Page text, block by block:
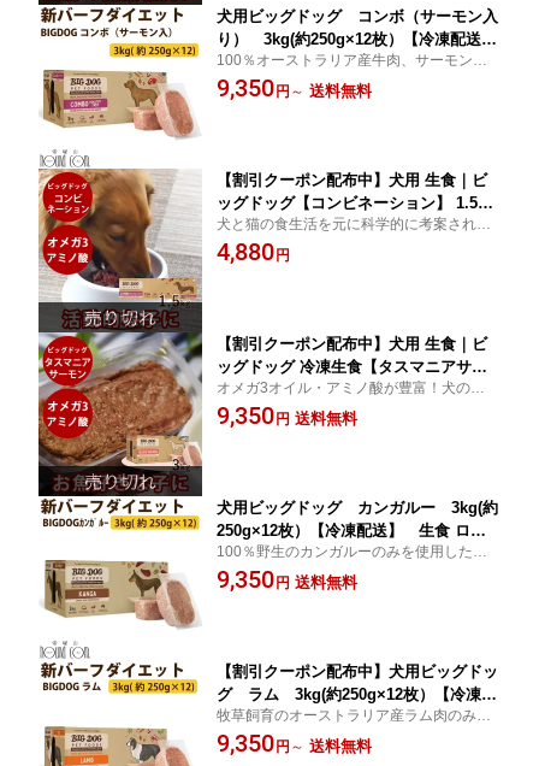
犬用ビッグドッグ コンボ（サーモン入
り） 3kg(約250g×12枚）【冷凍配送】
生食 ローフード 全年齢対応のAAFCO
給餌試験に基づく完全栄養バランス食
100％オーストラリア産牛肉、サーモン、
牧草飼育ラム肉、豚肉などを使用したダイ
エット食です。
9,350円 ～ 送料無料
【割引クーポン配布中】犬用 生食｜ビ
ッグドッグ【コンビネーション】 1.5kg
(125g×12枚入) 冷凍生食 ドッグフー
ド トッピング 老犬 子犬 冷凍ドッ
犬と猫の食生活を元に科学的に考案された
総合栄養食 犬 通販
4,880円
【割引クーポン配布中】犬用 生食｜ビ
ッグドッグ 冷凍生食【タスマニアサー
モン】3kg(250g12枚入) 生のドッグフー
ド オメガ3とアミノ酸が豊富！ 総合栄養
オメガ3オイル・アミノ酸が豊富！犬の食生
活を元に科学的に考案された総合栄養食の
生食 犬 通販
9,350円 送料無料
犬用ビッグドッグ カンガルー 3kg(約
250g×12枚）【冷凍配送】 生食 ロー
フード 低脂肪 ※新バーフダイエット
【脂肪を大きく抑えた設計のため、AAF
100％野生のカンガルーのみを使用した動
物由来食で低脂肪が必要な愛犬におすすめ
です。
9,350円 送料無料
【割引クーポン配布中】犬用ビッグドッ
グ ラム 3kg(約250g×12枚）【冷凍配
送】 生食 ローフード 全年齢対応のAA
FCO給餌試験に基づく完全栄養バランス
牧草飼育のオーストラリア産ラム肉のみを
使用した動物由来食です。日本のコンパニ
オンアニマル犬のためだけに栄養豊な食材
9,350円 ～ 送料無料